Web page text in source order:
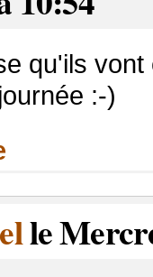
qu'ils
:-)
le